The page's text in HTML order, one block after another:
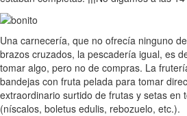
Una carnecería, que no ofrecía ninguno
brazos cruzados, la pescadería igual, es
tomar algo, pero no de compras. La
bandejas con fruta pelada para tomar
extraordinario surtido de frutas y setas en
(níscalos, boletus edulis, rebozuelo, etc.).